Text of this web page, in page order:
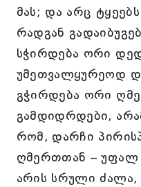
მას; და არც
რადგან
სჭირდება ორი
უმეთვალყურეოდ
გჭირდება ორი
გამდიდრდები,
რომ, დარჩი
ღმერთთან – უფალ
არის სრული